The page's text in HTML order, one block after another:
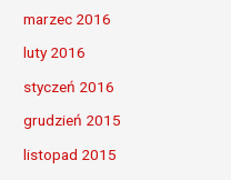
marzec 2016
luty 2016
styczeń 2016
grudzień 2015
listopad 2015